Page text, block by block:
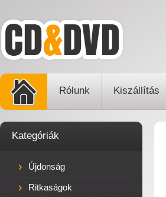
Rólunk Kiszállítás
Kategóriák
Újdonság
Ritkaságok